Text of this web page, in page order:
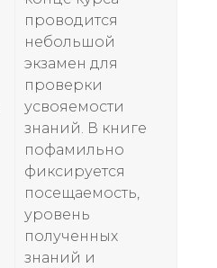
проводится
небольшой
экзамен для
проверки
усвояемости
знаний. В книге
пофамильно
фиксируется
посещаемость,
уровень
полученных
знаний и